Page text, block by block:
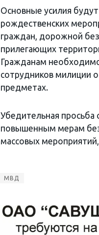
Основные усилия
рождественских
граждан, дорожной
прилегающих
Гражданам
сотрудников милиции
предметах.
Убедительная
повышенным мерам
массовых
МВД